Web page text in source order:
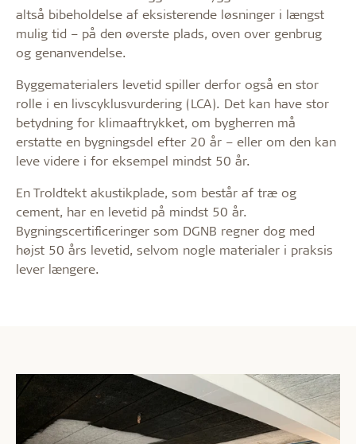
altså bibeholdelse af eksisterende løsninger i længst
mulig tid – på den øverste plads, oven over genbrug
og genanvendelse.
Byggematerialers levetid spiller derfor også en stor
rolle i en livscyklusvurdering (LCA). Det kan have stor
betydning for klimaaftrykket, om bygherren må
erstatte en bygningsdel efter 20 år – eller om den kan
leve videre i for eksempel mindst 50 år.
En Troldtekt akustikplade, som består af træ og
cement, har en levetid på mindst 50 år.
Bygningscertificeringer som DGNB regner dog med
højst 50 års levetid, selvom nogle materialer i praksis
lever længere.